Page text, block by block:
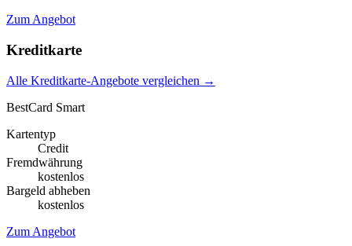
Zum Angebot
Kreditkarte
Alle Kreditkarte-Angebote vergleichen →
BestCard Smart
Kartentyp
Credit
Fremdwährung
kostenlos
Bargeld abheben
kostenlos
Zum Angebot